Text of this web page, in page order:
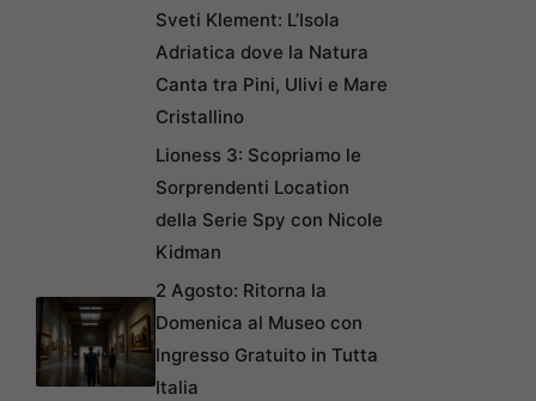
Sveti Klement: L’Isola
Adriatica dove la Natura
Canta tra Pini, Ulivi e Mare
Cristallino
Lioness 3: Scopriamo le
Sorprendenti Location
della Serie Spy con Nicole
Kidman
2 Agosto: Ritorna la
Domenica al Museo con
Ingresso Gratuito in Tutta
Italia